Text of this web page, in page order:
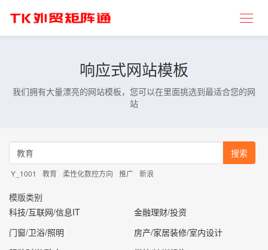
响应式网站模板
我们拥有大量漂亮的网站模板，您可以在里面挑选到最适合您的网
站
搜索
Y_1001 教育 柔性化数控方向 推广 新浪
模版类别
科技/互联网/信息IT
金融理财/投资
门窗/卫浴/照明
房产/家居装修/室内设计